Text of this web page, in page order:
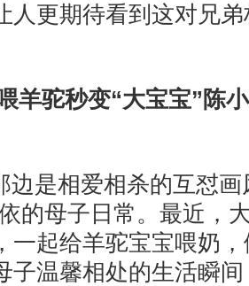
人更期待看到这对兄
羊驼秒变“大宝宝”陈
边是相爱相杀的互怼
的母子日常。最近，
一起给羊驼宝宝喂奶
子温馨相处的生活瞬